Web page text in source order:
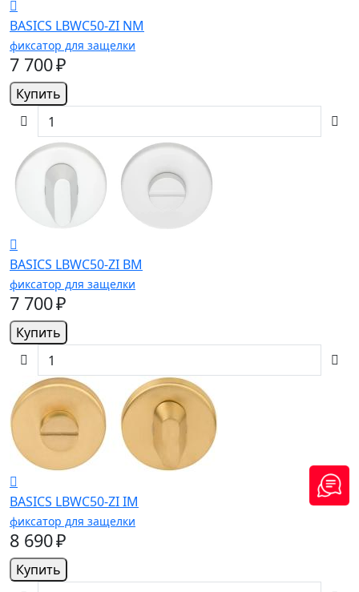
BASICS LBWC50-ZI NM
фиксатор для защелки
7 700 ₽
Купить
BASICS LBWC50-ZI BM
фиксатор для защелки
7 700 ₽
Купить
BASICS LBWC50-ZI IM
фиксатор для защелки
8 690 ₽
Купить